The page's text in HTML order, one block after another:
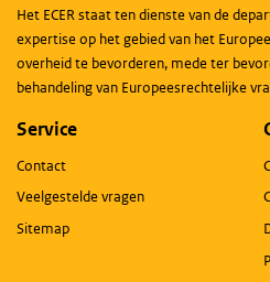
Het ECER staat ten dienste van de
expertise op het gebied van het
overheid te bevorderen, mede ter
behandeling van Europeesrechtelijke
Service
Contact
Veelgestelde vragen
Sitemap